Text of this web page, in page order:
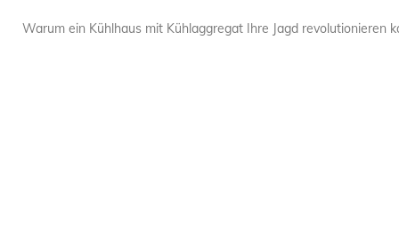
Warum ein Kühlhaus mit Kühlaggregat Ihre Jagd revolutionieren